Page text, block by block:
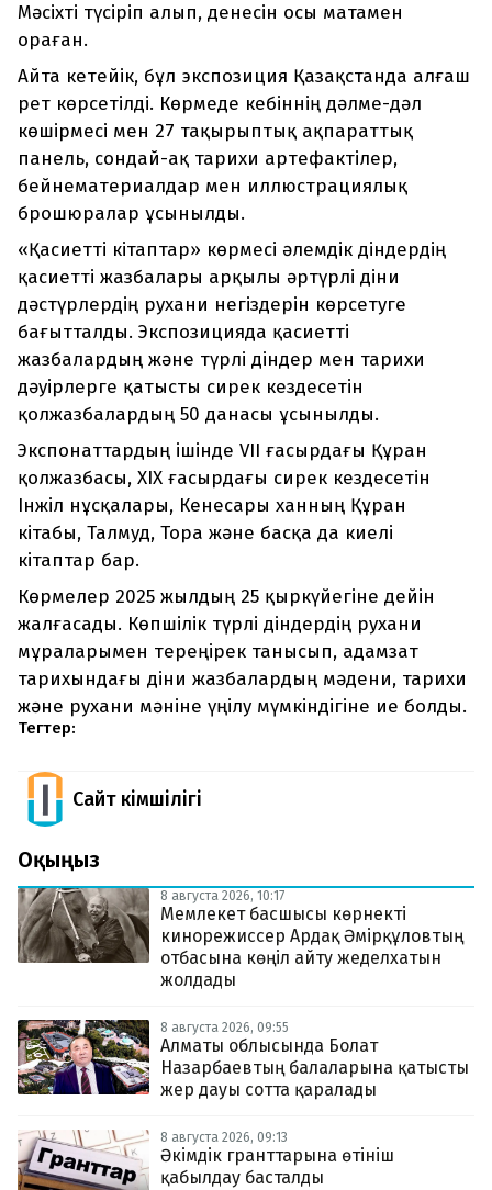
Мәсіхті түсіріп алып, денесін осы матамен
ораған.
Айта кетейік, бұл экспозиция Қазақстанда алғаш
рет көрсетілді. Көрмеде кебіннің дәлме-дәл
көшірмесі мен 27 тақырыптық ақпараттық
панель, сондай-ақ тарихи артефактілер,
бейнематериалдар мен иллюстрациялық
брошюралар ұсынылды.
«Қасиетті кітаптар» көрмесі әлемдік діндердің
қасиетті жазбалары арқылы әртүрлі діни
дәстүрлердің рухани негіздерін көрсетуге
бағытталды. Экспозицияда қасиетті
жазбалардың және түрлі діндер мен тарихи
дәуірлерге қатысты сирек кездесетін
қолжазбалардың 50 данасы ұсынылды.
Экспонаттардың ішінде VII ғасырдағы Құран
қолжазбасы, XIX ғасырдағы сирек кездесетін
Інжіл нұсқалары, Кенесары ханның Құран
кітабы, Талмуд, Тора және басқа да киелі
кітаптар бар.
Көрмелер 2025 жылдың 25 қыркүйегіне дейін
жалғасады. Көпшілік түрлі діндердің рухани
мұраларымен тереңірек танысып, адамзат
тарихындағы діни жазбалардың мәдени, тарихи
және рухани мәніне үңілу мүмкіндігіне ие болды.
Тегтер:
Сайт Әкімшілігі
Оқыңыз
8 августа 2026, 10:17
Мемлекет басшысы көрнекті
кинорежиссер Ардақ Әмірқұловтың
отбасына көңіл айту жеделхатын
жолдады
8 августа 2026, 09:55
Алматы облысында Болат
Назарбаевтың балаларына қатысты
жер дауы сотта қаралады
8 августа 2026, 09:13
Әкімдік гранттарына өтініш
қабылдау басталды